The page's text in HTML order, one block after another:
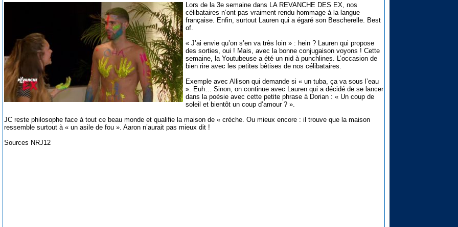
Lors de la 3e semaine dans LA REVANCHE DES EX, nos
célibataires n’ont pas vraiment rendu hommage à la langue
française. Enfin, surtout Lauren qui a égaré son Bescherelle. Best
of.
« J’ai envie qu’on s’en va très loin » : hein ? Lauren qui propose
des sorties, oui ! Mais, avec la bonne conjugaison voyons ! Cette
semaine, la Youtubeuse a été un nid à punchlines. L’occasion de
bien rire avec les petites bêtises de nos célibataires.
Exemple avec Allison qui demande si « un tuba, ça va sous l’eau
». Euh… Sinon, on continue avec Lauren qui a décidé de se lancer
dans la poésie avec cette petite phrase à Dorian : « Un coup de
soleil et bientôt un coup d’amour ? ».
JC reste philosophe face à tout ce beau monde et qualifie la maison de « crèche. Ou mieux encore : il trouve que la maison
ressemble surtout à « un asile de fou ». Aaron n’aurait pas mieux dit !
Sources NRJ12